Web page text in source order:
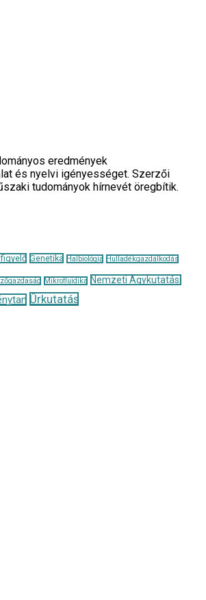
eredmények
és nyelvi igényességet. Szerzői
tudományok hírnevét öregbítik.
Genetika Halbiológia Hulladékgazdálkodás
Mikrofluidika
Nemzeti Agykutatási
Űrkutatás